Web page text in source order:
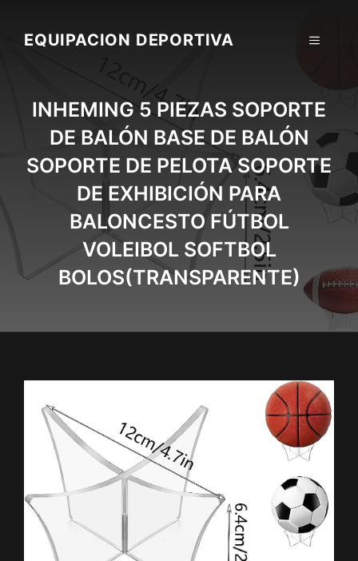
contentEQUIPACION DEPORTIVA MENU
INHEMING 5 PIEZAS SOPORTE
DE BALÓN BASE DE BALÓN
SOPORTE DE PELOTA SOPORTE
DE EXHIBICIÓN PARA
BALONCESTO FÚTBOL
VOLEIBOL SOFTBOL
BOLOS(TRANSPARENTE)